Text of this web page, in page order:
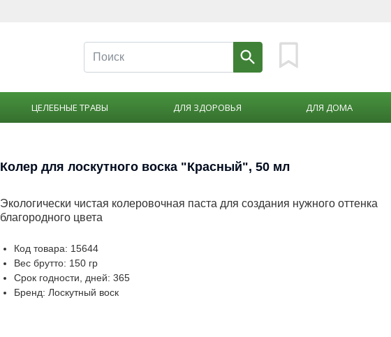
ЦЕЛЕБНЫЕ ТРАВЫ ДЛЯ ЗДОРОВЬЯ ДЛЯ ДОМА
Колер для лоскутного воска "Красный", 50 мл
Экологически чистая колеровочная паста для создания нужного оттенка
благородного цвета
Код товара: 15644
Вес брутто: 150 гр
Срок годности, дней: 365
Бренд: Лоскутный воск